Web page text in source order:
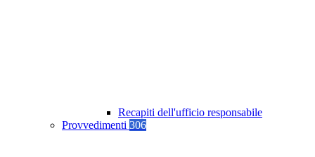
Recapiti dell'ufficio responsabile
Provvedimenti 306